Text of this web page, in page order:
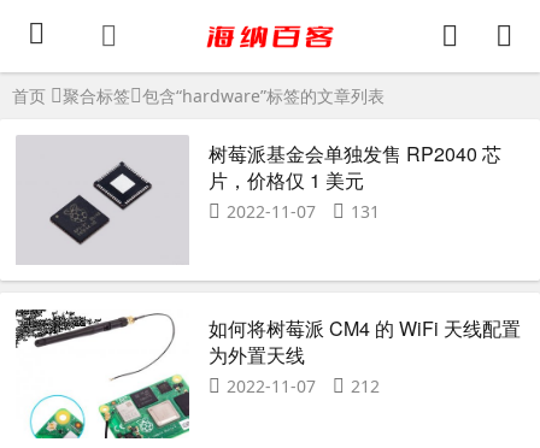
首页 聚合标签 包含“hardware”标签的文章列表
树莓派基金会单独发售 RP2040 芯
片，价格仅 1 美元
2022-11-07 131
如何将树莓派 CM4 的 WiFi 天线配置
为外置天线
2022-11-07 212